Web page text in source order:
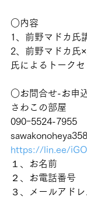
○内容
1、前野マドカ氏
2、前野マドカ氏
氏によるトーク
○お問合せ-お申
さわこの部屋
090ｰ5524-7955
https://lin.ee/
１、お名前
２、お電話番号
３、メールアドレ